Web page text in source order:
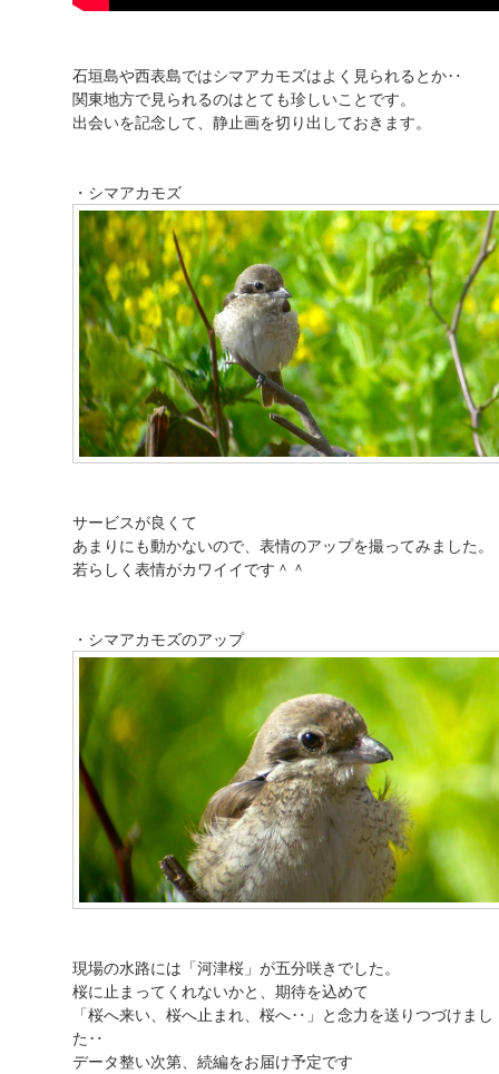
石垣島や西表島ではシマアカモズはよく見られるとか‥
関東地方で見られるのはとても珍しいことです。
出会いを記念して、静止画を切り出しておきます。
・シマアカモズ
サービスが良くて
あまりにも動かないので、表情のアップを撮ってみました。
若らしく表情がカワイイです＾＾
・シマアカモズのアップ
現場の水路には「河津桜」が五分咲きでした。
桜に止まってくれないかと、期待を込めて
「桜へ来い、桜へ止まれ、桜へ‥」と念力を送りつづけまし
た‥
データ整い次第、続編をお届け予定です